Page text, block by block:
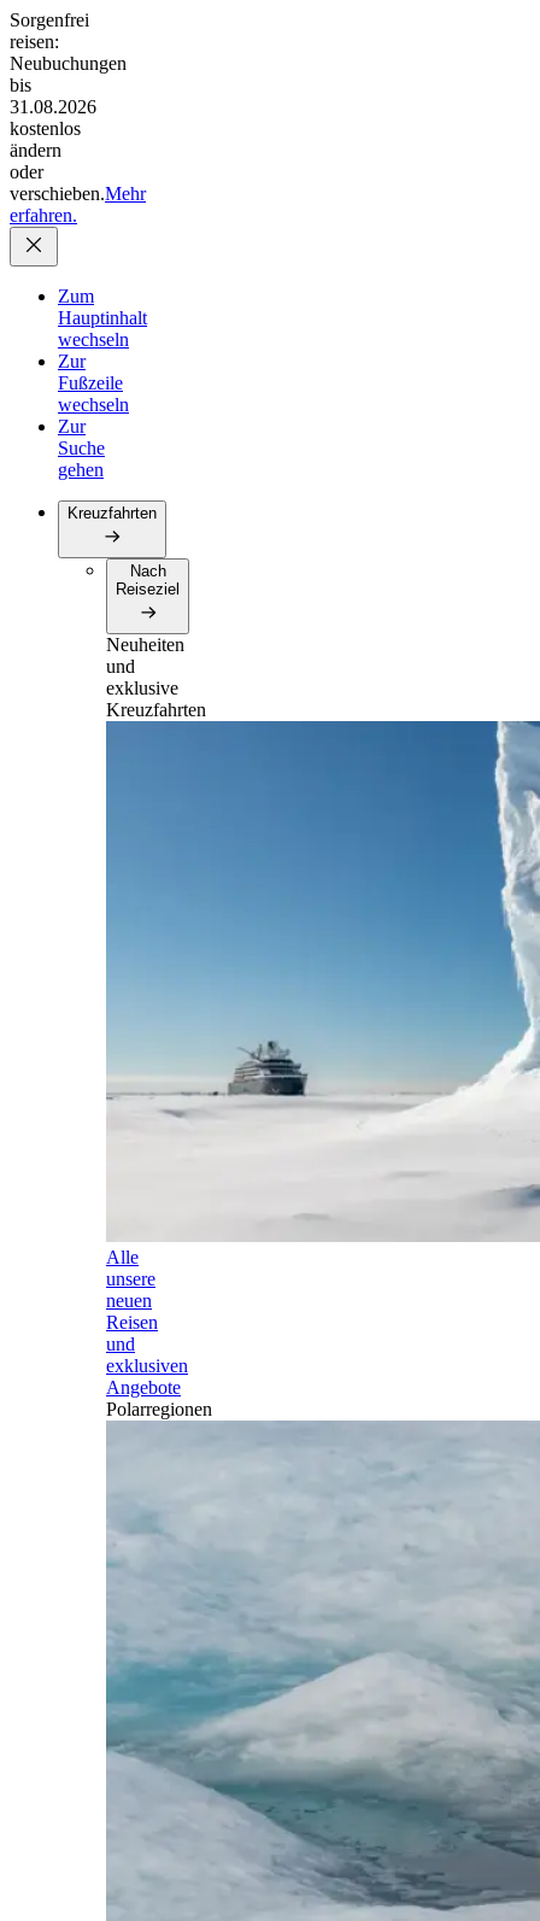
Sorgenfrei
reisen:
Neubuchungen
bis
31.08.2026
kostenlos
ändern
oder
verschieben.Mehr
erfahren.
Zum
Hauptinhalt
wechseln
Zur
Fußzeile
wechseln
Zur
Suche
gehen
Kreuzfahrten
Nach
Reiseziel
Neuheiten
und
exklusive
Kreuzfahrten
Alle
unsere
neuen
Reisen
und
exklusiven
Angebote
Polarregionen